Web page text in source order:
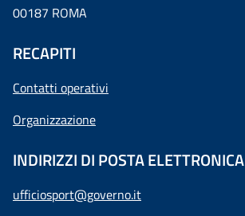
00187 ROMA
RECAPITI
Contatti operativi
Organizzazione
INDIRIZZI DI POSTA ELETTRONICA
ufficiosport@governo.it